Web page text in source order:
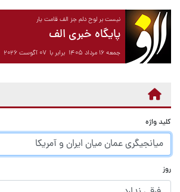
نیست بر لوح دلم جز الف قامت یار
پایگاه خبری الف
جمعه ۱۶ مرداد ۱۴۰۵ برابر با ۰۷ آگوست ۲۰۲۶
کلید واژه
روز